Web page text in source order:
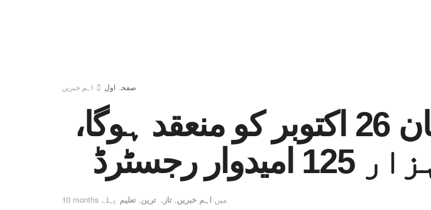
صفحہ اول اہم خبریں
ایم ڈی کیٹ 2025 کا امتحان 26 اکتوبر کو منعقد ہوگا،
10 months پہلے میں اہم خبریں, تازہ ترین, تعلیم